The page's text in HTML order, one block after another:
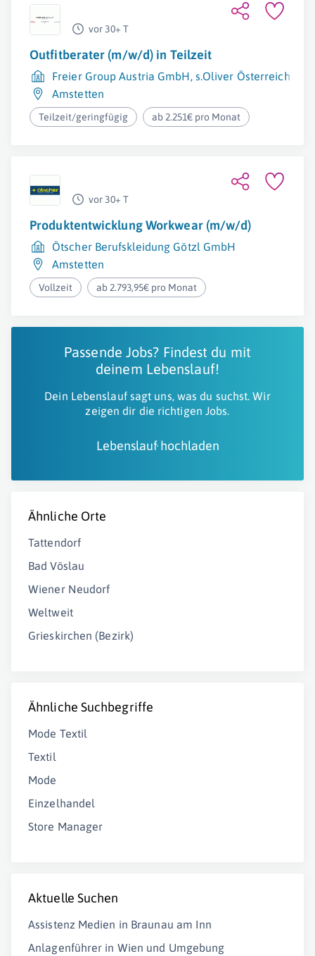
vor 30+ T
Outfitberater (m/w/d) in Teilzeit
Freier Group Austria GmbH, s.Oliver Österreich
Amstetten
Teilzeit/geringfügig ab 2.251€ pro Monat
vor 30+ T
Produktentwicklung Workwear (m/w/d)
Ötscher Berufskleidung Götzl GmbH
Amstetten
Vollzeit ab 2.793,95€ pro Monat
Passende Jobs? Findest du mit
deinem Lebenslauf!
Dein Lebenslauf sagt uns, was du suchst. Wir
zeigen dir die richtigen Jobs.
Lebenslauf hochladen
Ähnliche Orte
Tattendorf
Bad Vöslau
Wiener Neudorf
Weltweit
Grieskirchen (Bezirk)
Ähnliche Suchbegriffe
Mode Textil
Textil
Mode
Einzelhandel
Store Manager
Aktuelle Suchen
Assistenz Medien in Braunau am Inn
Anlagenführer in Wien und Umgebung